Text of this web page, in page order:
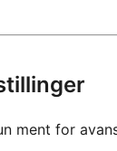
ment for